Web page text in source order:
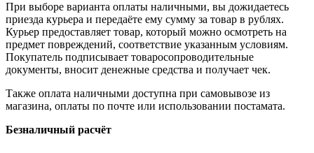
При выборе варианта оплаты наличными, вы дожидаетесь
приезда курьера и передаёте ему сумму за товар в рублях.
Курьер предоставляет товар, который можно осмотреть на
предмет повреждений, соответствие указанным условиям.
Покупатель подписывает товаросопроводительные
документы, вносит денежные средства и получает чек.
Также оплата наличными доступна при самовывозе из
магазина, оплаты по почте или использовании постамата.
Безналичный расчёт